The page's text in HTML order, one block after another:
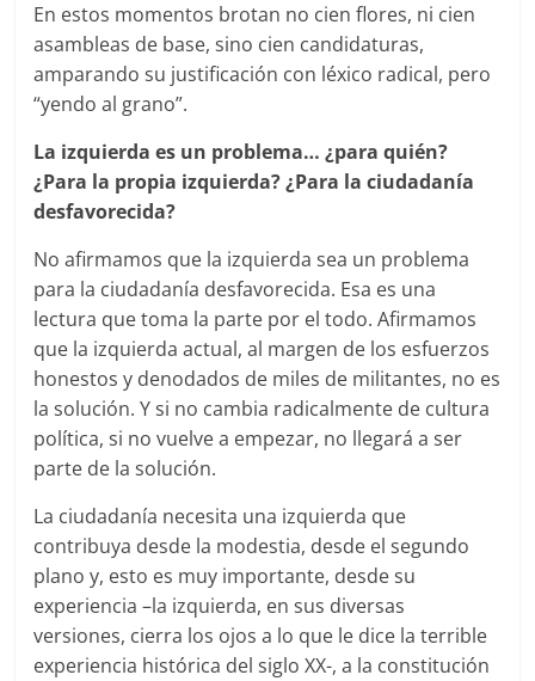
En estos momentos brotan no cien flores, ni cien
asambleas de base, sino cien candidaturas,
amparando su justificación con léxico radical, pero
“yendo al grano”.
La izquierda es un problema… ¿para quién?
¿Para la propia izquierda? ¿Para la ciudadanía
desfavorecida?
No afirmamos que la izquierda sea un problema
para la ciudadanía desfavorecida. Esa es una
lectura que toma la parte por el todo. Afirmamos
que la izquierda actual, al margen de los esfuerzos
honestos y denodados de miles de militantes, no es
la solución. Y si no cambia radicalmente de cultura
política, si no vuelve a empezar, no llegará a ser
parte de la solución.
La ciudadanía necesita una izquierda que
contribuya desde la modestia, desde el segundo
plano y, esto es muy importante, desde su
experiencia –la izquierda, en sus diversas
versiones, cierra los ojos a lo que le dice la terrible
experiencia histórica del siglo XX-, a la constitución